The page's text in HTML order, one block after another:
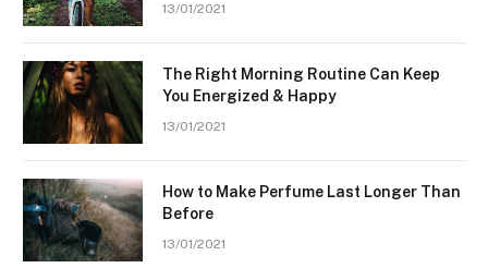
13/01/2021
The Right Morning Routine Can Keep
You Energized & Happy
13/01/2021
How to Make Perfume Last Longer Than
Before
13/01/2021